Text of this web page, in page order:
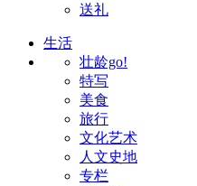
送礼
生活
壮龄go!
特写
美食
旅行
文化艺术
人文史地
专栏